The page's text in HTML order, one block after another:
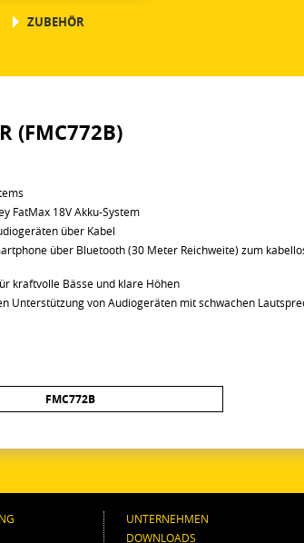
ZUBEHÖR
(FMC772B)
FatMax 18V Akku-System
über Kabel
über Bluetooth (30 Meter Reichweite) zum
kraftvolle Bässe und klare Höhen
Unterstützung von Audiogeräten mit schwachen
FMC772B
UNTERNEHMEN
DOWNLOADS